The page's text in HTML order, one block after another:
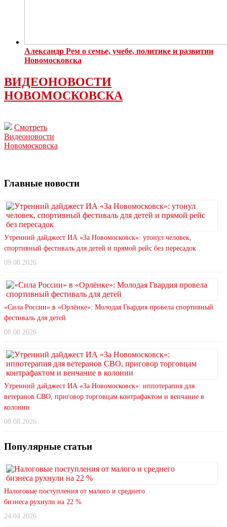
Александр Рем о семье, учебе, политике и развитии
Новомосковска
ВИДЕОНОВОСТИ
НОВОМОСКОВСКА
Смотреть
Видеоновости
Новомосковска
Главные новости
Утренний дайджест ИА «За Новомосковск»: утонул человек,
спортивный фестиваль для детей и прямой рейс без пересадок
09.08.2026
«Сила России» в «Орлёнке»: Молодая Гвардия провела спортивный
фестиваль для детей
08.08.2026
Утренний дайджест ИА «За Новомосковск»: иппотерапия для
ветеранов СВО, приговор торговцам контрафактом и венчание в
колонии
08.08.2026
Популярные статьи
Налоговые поступления от малого и среднего
бизнеса рухнули на 22 %
24.04.2026